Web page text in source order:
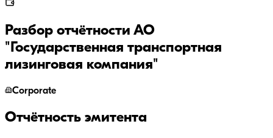
Разбор отчётности АО
"Государственная транспортная
лизинговая компания"
Corporate
Отчётность эмитента